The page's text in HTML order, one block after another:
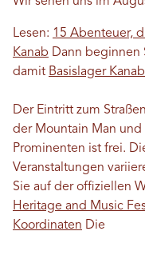
Lesen: 15 Abenteuer,
Kanab Dann beginnen
damit Basislager Kanab
Der Eintritt zum
der Mountain Man
Prominenten ist frei.
Veranstaltungen
Sie auf der offiziellen
Heritage and Music
Koordinaten Die